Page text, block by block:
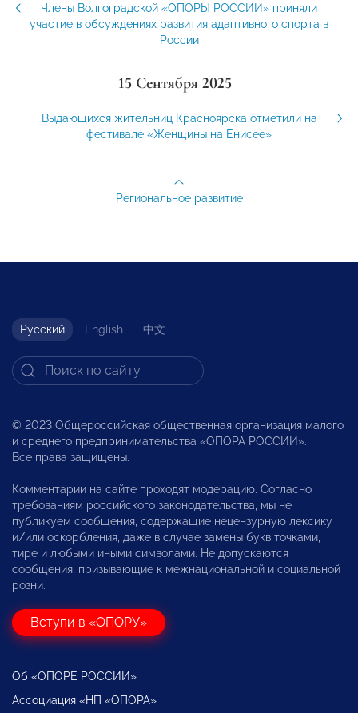
Члены Волгоградской «ОПОРЫ РОССИИ» приняли
участие в обсуждениях развития адаптивного спорта в
России
15 Сентября 2025
Выдающихся жительниц Красноярска отметили на
фестивале «Женщины на Енисее»
Региональное развитие
Русский English 中文
© 2023 Общероссийская общественная организация малого
и среднего предпринимательства «ОПОРА РОССИИ».
Все права защищены.
Комментарии на сайте проходят модерацию. Согласно
требованиям российского законодательства, мы не
публикуем сообщения, содержащие нецензурную лексику
и/или оскорбления, даже в случае замены букв точками,
тире и любыми иными символами. Не допускаются
сообщения, призывающие к межнациональной и социальной
розни.
Вступи в «ОПОРУ»
Об «ОПОРЕ РОССИИ»
Ассоциация «НП «ОПОРА»